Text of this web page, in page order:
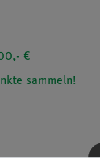
€
sammeln!